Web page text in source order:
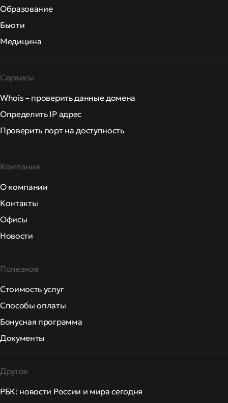
Образование
Бьюти
Медицина
Сервисы
Whois – проверить данные домена
Определить IP адрес
Проверить порт на доступность
Компания
О компании
Контакты
Офисы
Новости
Полезное
Стоимость услуг
Способы оплаты
Бонусная программа
Документы
Другое
РБК: новости России и мира сегодня